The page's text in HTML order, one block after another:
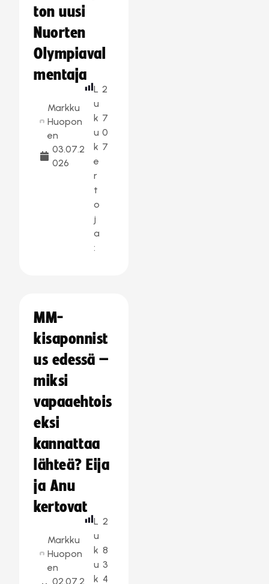
ton uusi
Nuorten
Olympiaval
mentaja
Markku
Huopon
en
03.07.2
026
L
u
k
u
k
e
r
t
o
j
a
:
2
7
0
7
MM-
kisaponnist
us edessä –
miksi
vapaaehtois
eksi
kannattaa
lähteä? Eija
ja Anu
kertovat
Markku
Huopon
en
02.07.2
L
u
k
u
k
2
8
3
4